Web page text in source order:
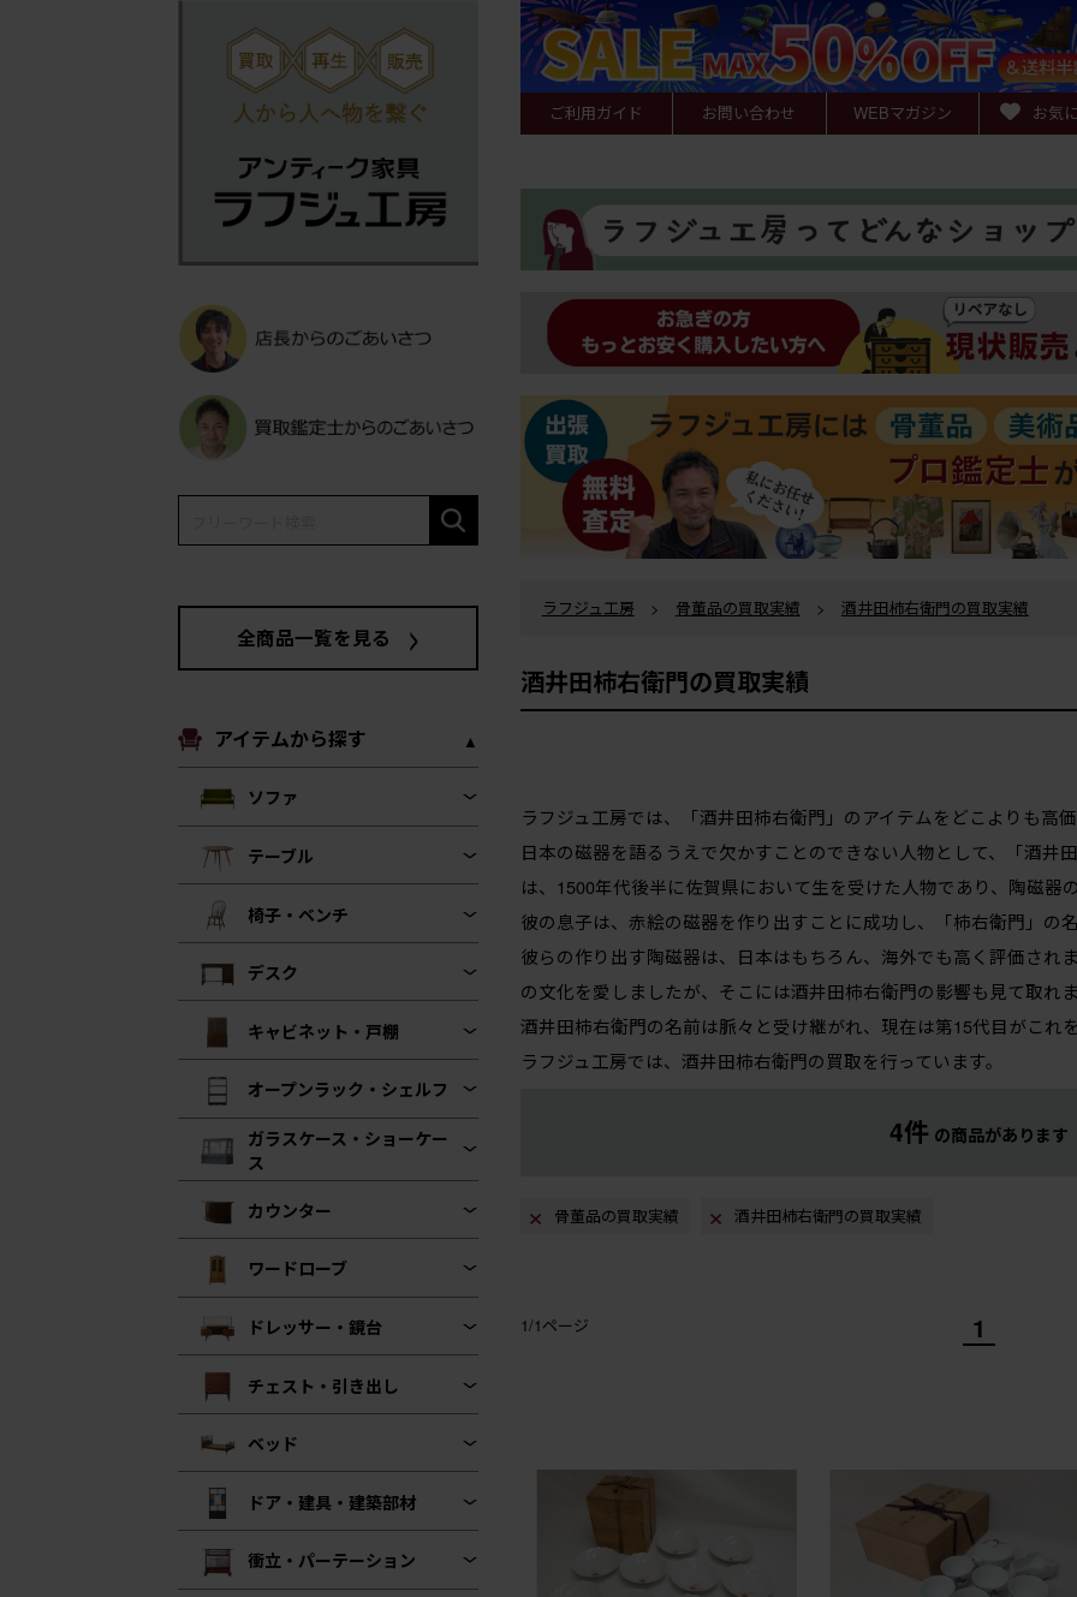
全商品一覧を見る
アイテムから探す
ソファ
テーブル
椅子・ベンチ
デスク
キャビネット・戸棚
オープンラック・シェルフ
ガラスケース・ショーケー
ス
カウンター
ワードローブ
ドレッサー・鏡台
チェスト・引き出し
ベッド
ドア・建具・建築部材
衝立・パーテーション
ご利用ガイド お問い合わせ WEBマガジン お気
ラフジュ工房 > 骨董品の買取実績 > 酒井田柿右衛門の買取実績
酒井田柿右衛門の買取実績
ラフジュ工房では、「酒井田柿右衛門」のアイテムをどこよりも高
日本の磁器を語るうえで欠かすことのできない人物として、「酒井
は、1500年代後半に佐賀県において生を受けた人物であり、陶磁器
彼の息子は、赤絵の磁器を作り出すことに成功し、「柿右衛門」の
彼らの作り出す陶磁器は、日本はもちろん、海外でも高く評価され
の文化を愛しましたが、そこには酒井田柿右衛門の影響も見て取れ
酒井田柿右衛門の名前は脈々と受け継がれ、現在は第15代目がこれ
ラフジュ工房では、酒井田柿右衛門の買取を行っています。
4件 の商品があります
骨董品の買取実績 酒井田柿右衛門の買取実績
1/1ページ 1